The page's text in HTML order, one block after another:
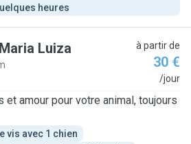
heures
Maria Luiza à partir de
30 €
/jour
et amour pour votre animal, toujours
vis avec 1 chien